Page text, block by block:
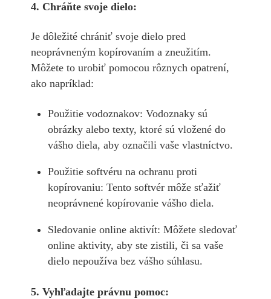
4. Chráňte svoje dielo:
Je dôležité chrániť svoje dielo pred
neoprávneným kopírovaním a zneužitím.
Môžete to urobiť pomocou rôznych opatrení,
ako napríklad:
Použitie vodoznakov: Vodoznaky sú
obrázky alebo texty, ktoré sú vložené do
vášho diela, aby označili vaše vlastníctvo.
Použitie softvéru na ochranu proti
kopírovaniu: Tento softvér môže sťažiť
neoprávnené kopírovanie vášho diela.
Sledovanie online aktivít: Môžete sledovať
online aktivity, aby ste zistili, či sa vaše
dielo nepoužíva bez vášho súhlasu.
5. Vyhľadajte právnu pomoc: